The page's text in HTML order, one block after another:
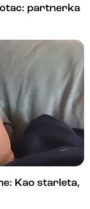
partnerka
Kao starleta,